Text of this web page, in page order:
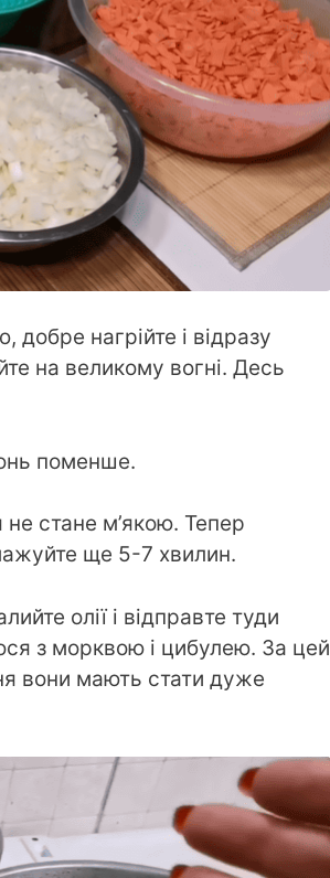
добре нагрійте і відразу
на великому вогні. Десь
поменше.
стане м’якою. Тепер
ще 5-7 хвилин.
олії і відправте туди
з морквою і цибулею. За цей
вони мають стати дуже